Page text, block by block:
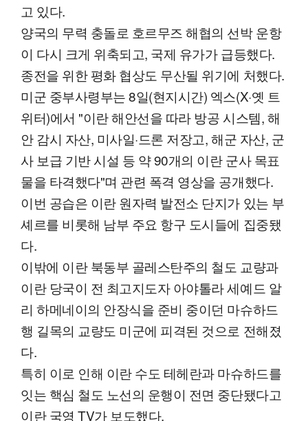
고 있다.
양국의 무력 충돌로 호르무즈 해협의 선박 운항
이 다시 크게 위축되고, 국제 유가가 급등했다.
종전을 위한 평화 협상도 무산될 위기에 처했다.
미군 중부사령부는 8일(현지시간) 엑스(X·옛 트
위터)에서 "이란 해안선을 따라 방공 시스템, 해
안 감시 자산, 미사일·드론 저장고, 해군 자산, 군
사 보급 기반 시설 등 약 90개의 이란 군사 목표
물을 타격했다"며 관련 폭격 영상을 공개했다.
이번 공습은 이란 원자력 발전소 단지가 있는 부
셰르를 비롯해 남부 주요 항구 도시들에 집중됐
다.
이밖에 이란 북동부 골레스탄주의 철도 교량과
이란 당국이 전 최고지도자 아야톨라 세예드 알
리 하메네이의 안장식을 준비 중이던 마슈하드
행 길목의 교량도 미군에 피격된 것으로 전해졌
다.
특히 이로 인해 이란 수도 테헤란과 마슈하드를
잇는 핵심 철도 노선의 운행이 전면 중단됐다고
이란 국영 TV가 보도했다.